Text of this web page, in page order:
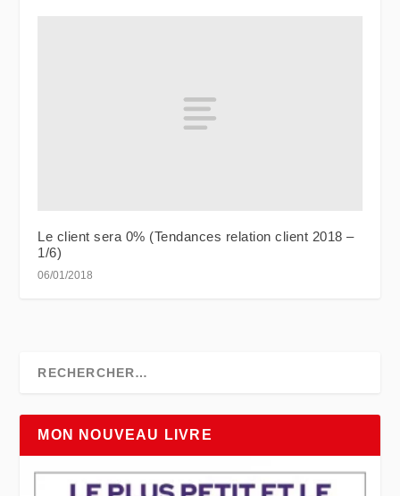
Le client sera 0% (Tendances relation client 2018 –
1/6)
06/01/2018
MON NOUVEAU LIVRE